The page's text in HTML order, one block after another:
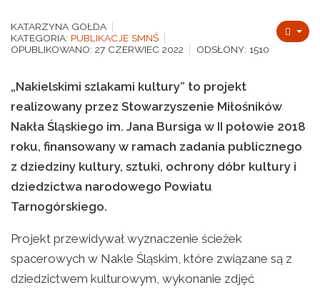
KATARZYNA GOŁDA
KATEGORIA: PUBLIKACJE SMNŚ
OPUBLIKOWANO: 27 CZERWIEC 2022
ODSŁONY: 1510
„Nakielskimi szlakami kultury” to projekt
realizowany przez Stowarzyszenie Miłośników
Nakła Śląskiego im. Jana Bursiga w II połowie 2018
roku, finansowany w ramach zadania publicznego
z dziedziny kultury, sztuki, ochrony dóbr kultury i
dziedzictwa narodowego Powiatu
Tarnogórskiego.
Projekt przewidywał wyznaczenie ścieżek
spacerowych w Nakle Śląskim, które związane są z
dziedzictwem kulturowym, wykonanie zdjęć